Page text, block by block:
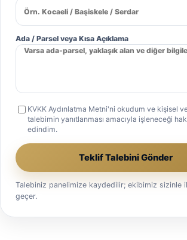
Ada / Parsel veya Kısa Açıklama
KVKK Aydınlatma Metni'ni okudum ve kişisel
talebimin yanıtlanması amacıyla işleneceği
edindim.
Teklif Talebini Gönder
Talebiniz panelimize kaydedilir; ekibimiz sizinle
geçer.